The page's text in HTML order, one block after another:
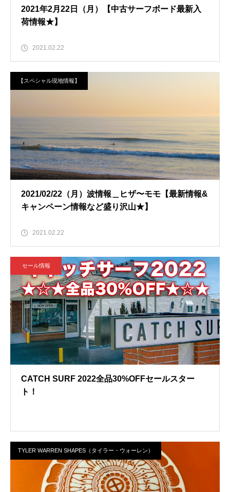
2021年2月22日（月）【中古サーフボード最新入
荷情報★】
2021.02.22
【スペシャル現地情報】
2021/02/22（月）波情報＿ヒザ〜モモ【最新情報&
キャンペーン情報など盛り沢山★】
2021.02.22
セール情報
CATCH SURF 2022全品30%OFFセールスター
ト！
TYLER WARREN SHAPES（タイラー・ウォーレン）